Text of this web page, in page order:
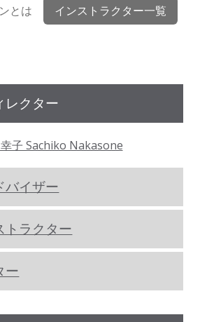
とは インストラクター一覧
レクター
子 Sachiko Nakasone
バイザー
トラクター
ー